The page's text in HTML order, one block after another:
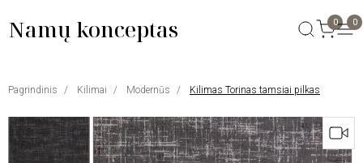
Namų konceptas 0 0
Pagrindinis Kilimai Modernūs Kilimas Torinas tamsiai pilkas